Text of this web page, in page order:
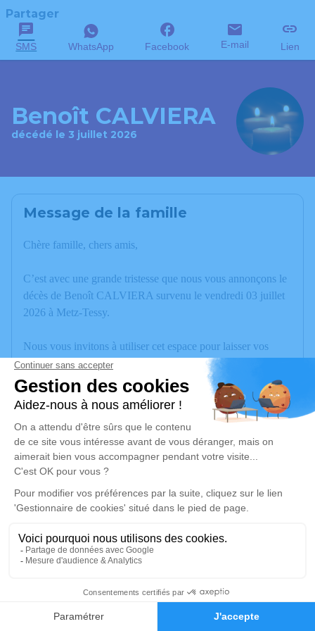
Faire-part Hommages
Partager
SMS WhatsApp Facebook E-mail Lien
Benoît CALVIERA
décédé le 3 juillet 2026
Message de la famille
Chère famille, chers amis,
C’est avec une grande tristesse que nous vous annonçons le
décès de Benoît CALVIERA survenu le vendredi 03 juillet
2026 à Metz-Tessy.
Nous vous invitons à utiliser cet espace pour laisser vos
condoléances, partager des photos souvenirs, une anecdote
ou exprimer vos pensées à travers des poèmes ou des textes.
Cet endroit est un lieu d'expression dédié à honorer la
Un service de plantation d’arbre hommage est
disponible ici.
Je rends hommage
Cérémonie
jeudi 09 juillet 2026 à 14h30
74410 Saint Jorioz